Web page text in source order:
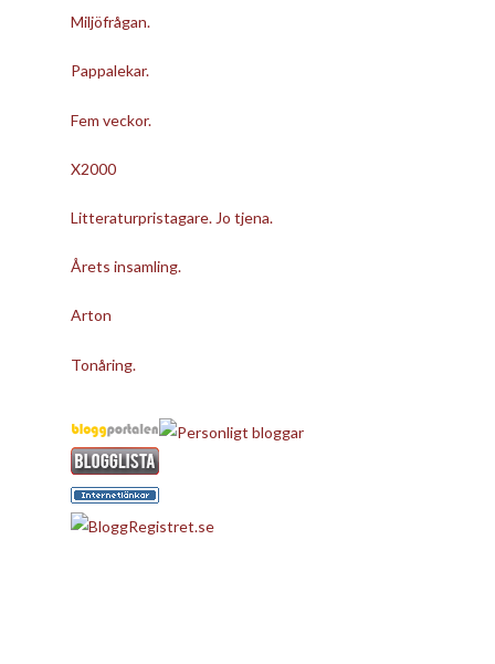
Miljöfrågan.
Pappalekar.
Fem veckor.
X2000
Litteraturpristagare. Jo tjena.
Årets insamling.
Arton
Tonåring.